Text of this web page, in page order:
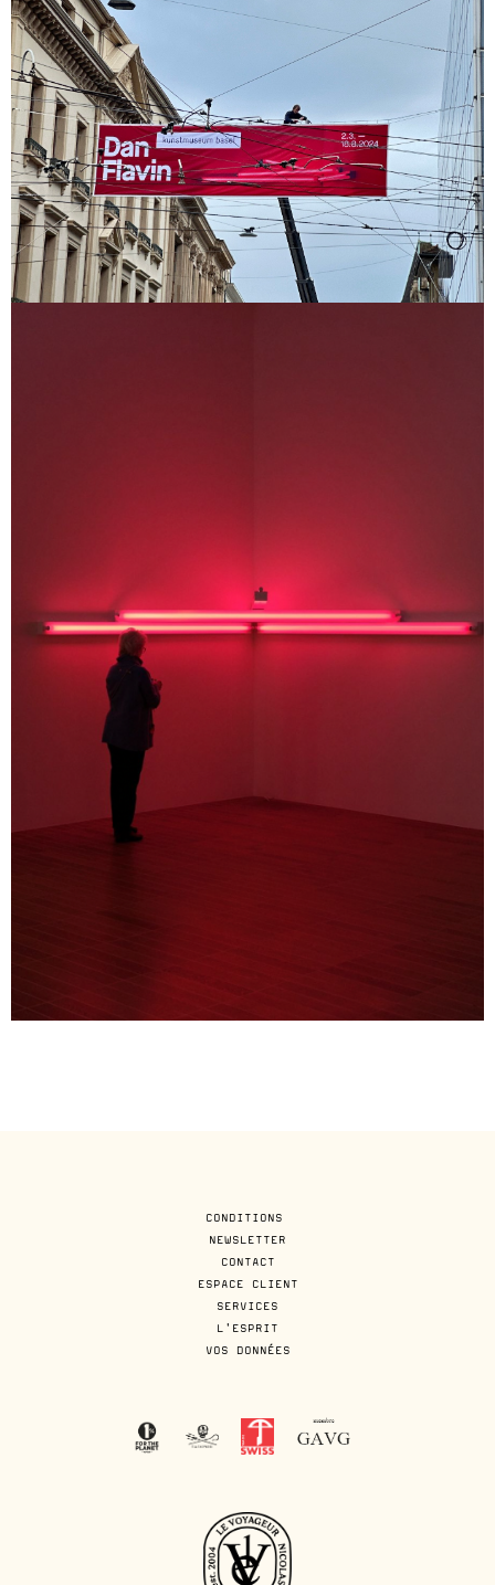
CONDITIONS
NEWSLETTER
CONTACT
ESPACE CLIENT
SERVICES
L'ESPRIT
VOS DONNÉES